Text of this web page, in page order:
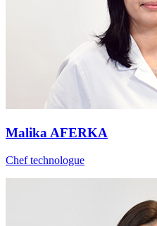
Malika AFERKA
Chef technologue